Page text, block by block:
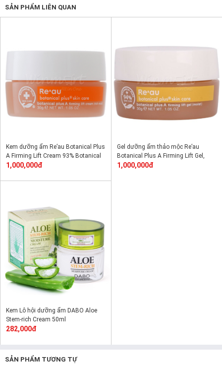
SẢN PHẨM LIÊN QUAN
Kem dưỡng ẩm Re’au Botanical Plus
A Firming Lift Cream 93% Botanical
Plus Skin Care (dành cho da khô)
1,000,000đ
Gel dưỡng ẩm thảo mộc Re’au
Botanical Plus A Firming Lift Gel,
94% Botanical Plus Skin Care, dành
1,000,000đ
Kem Lô hội dưỡng ẩm DABO Aloe
Stem-rich Cream 50ml
282,000đ
SẢN PHẨM TƯƠNG TỰ